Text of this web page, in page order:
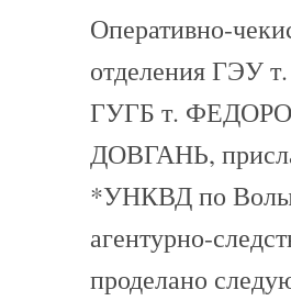
Оперативно-
отделения ГЭУ
ГУГБ т.
ДОВГАНЬ,
*УНКВД по
агентурно-
проделано